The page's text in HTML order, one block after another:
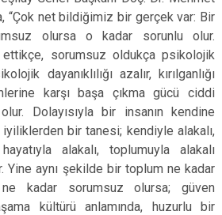
“Çok net bildiğimiz bir gerçek var: Bir
olursa o kadar sorunlu olur.
ettikçe, sorumsuz oldukça psikolojik
dayanıklılığı azalır, kırılganlığı
karşı başa çıkma gücü ciddi
Dolayısıyla bir insanın kendine
bir tanesi; kendiyle alakalı,
alakalı, toplumuyla alakalı
Yine aynı şekilde bir toplum ne kadar
kadar sorumsuz olursa; güven
kültürü anlamında, huzurlu bir